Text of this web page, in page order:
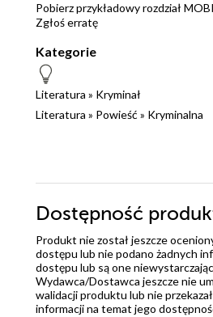
lęki i sekrety. Nie brakuje też
uzależnienie. Samotna Noc to
napięciu do samego końca i
ludzką naturą. Jeśli lubisz
skonstruowaną fabułą,
fascynującej lektury, która
chciał zasnąć w samotną noc.
Pobierz przykładowy rozdział
Zgłoś erratę
Kategorie
Literatura » Kryminał
Literatura » Powieść » Kryminalna
Dostępność
Produkt nie został jeszcze
dostępu lub nie podano żadnych
dostępu lub są one
Wydawca/Dostawca jeszcze nie
walidacji produktu lub nie
informacji na temat jego